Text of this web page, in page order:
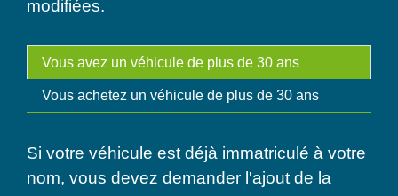
modifiées.
Vous avez un véhicule de plus de 30 ans
Vous achetez un véhicule de plus de 30 ans
Si votre véhicule est déjà immatriculé à votre
nom, vous devez demander l'ajout de la